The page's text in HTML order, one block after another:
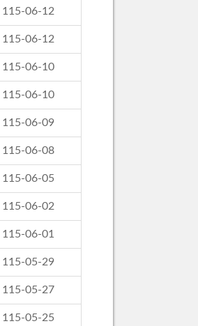
115-06-12
115-06-12
115-06-10
115-06-10
115-06-09
115-06-08
115-06-05
115-06-02
115-06-01
115-05-29
115-05-27
115-05-25